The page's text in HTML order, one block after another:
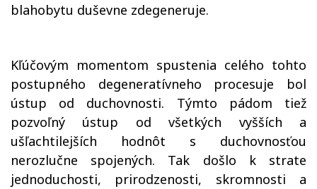
blahobytu duševne zdegeneruje.
Kľúčovým momentom spustenia celého tohto
postupného degeneratívneho procesuje bol
ústup od duchovnosti. Týmto pádom tiež
pozvoľný ústup od všetkých vyšších a
ušľachtilejších hodnôt s duchovnosťou
nerozlučne spojených. Tak došlo k strate
jednoduchosti, prirodzenosti, skromnosti a